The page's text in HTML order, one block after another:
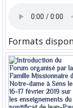
Formats